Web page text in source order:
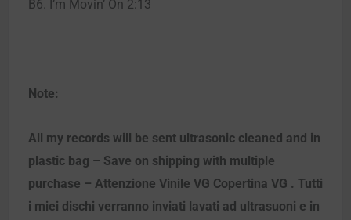
B6. I’m Movin’ On 2:13
Note:
All my records will be sent ultrasonic cleaned and in
plastic bag – Save on shipping with multiple
purchase – Attenzione Vinile VG Copertina VG . Tutti
i miei dischi verranno inviati lavati ad ultrasuoni e in